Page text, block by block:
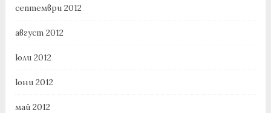
септември 2012
август 2012
юли 2012
юни 2012
май 2012